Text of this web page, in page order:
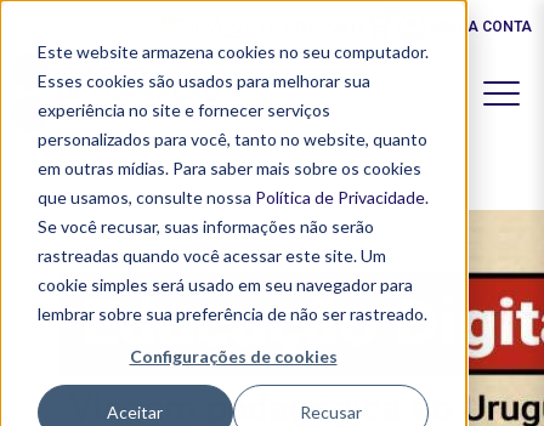
Este website armazena cookies no seu computador.
Esses cookies são usados ​​para melhorar sua
experiência no site e fornecer serviços
personalizados para você, tanto no website, quanto
em outras mídias. Para saber mais sobre os cookies
que usamos, consulte nossa Política de Privacidade.
Se você recusar, suas informações não serão
rastreadas quando você acessar este site. Um
cookie simples será usado em seu navegador para
lembrar sobre sua preferência de não ser rastreado.
Configurações de cookies
Aceitar Recusar
MINHA CONTA